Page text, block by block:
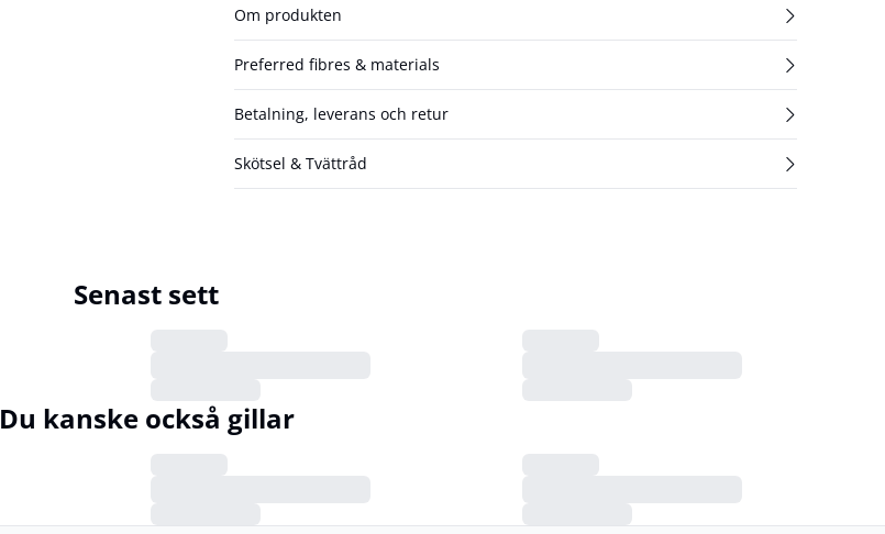
Om produkten
Preferred fibres & materials
Betalning, leverans och retur
Skötsel & Tvättråd
Senast sett
Du kanske också gillar